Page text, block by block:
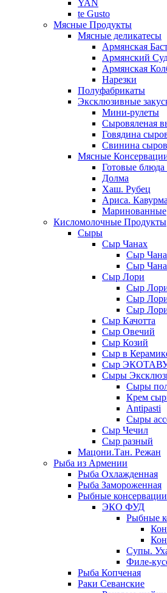
YAN
te Gusto
Мясные Продукты
Мясные деликатесы
Армянская
Армянский
Армянская
Нарезки
Полуфабрикаты
Эксклюзивные
Мини-рулеты
Сыровяленая
Говядина
Свинина
Мясные
Готовые
Долма
Хаш. Рубец
Ариса. Кавурма
Маринованные
Кисломолочные Продукты
Сыры
Сыр Чанах
Сыр
Сыр
Сыр Лори
Сыр
Сыр
Сыр
Сыр Качотта
Сыр Овечий
Сыр Козий
Сыр в
Сыр
Сыры
Сыры
Крем
Antipasti
Сыры
Сыр Чечил
Сыр разный
Мацони.Тан. Режан
Рыба из Армении
Рыба Охлажденная
Рыба Замороженная
Рыбные консервации
ЭКО ФУД
Рыбные
Супы.
Филе-
Рыба Копченая
Раки Севанские